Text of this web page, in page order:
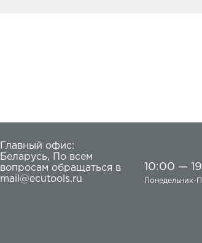
Главный офис:
Беларусь,
По всем
вопросам обращаться в
mail@ecutools.ru
10:00 —
Понедельник-